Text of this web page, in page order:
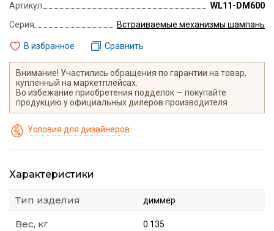
Артикул
WL11-DM600
Серия
Встраиваемые механизмы шампань
В избранное Сравнить
Внимание! Участились обращения по гарантии на товар,
купленный на маркетплейсах.
Во избежание приобретения подделок — покупайте
продукцию у официальных дилеров производителя
Условия для дизайнеров
Характеристики
Тип изделия диммер
Вес, кг 0.135